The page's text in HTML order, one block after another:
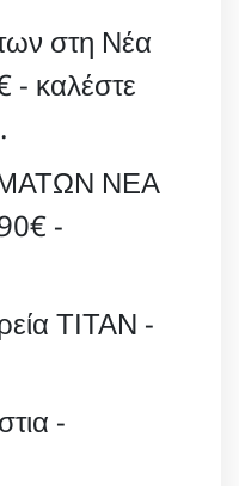
στη Νέα
- καλέστε
.
ΝΕΑ
-
ΤΙΤΑΝ -
-